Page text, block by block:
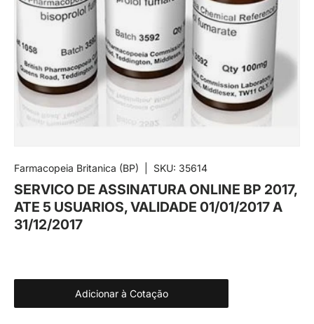
Farmacopeia Britanica (BP) SKU: 35614
SERVICO DE ASSINATURA ONLINE BP 2017,
ATE 5 USUARIOS, VALIDADE 01/01/2017 A
31/12/2017
Adicionar à Cotação